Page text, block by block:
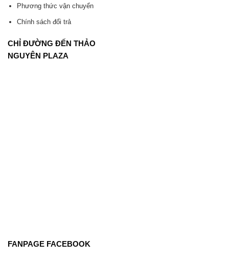
Phương thức vận chuyển
Chính sách đổi trả
CHỈ ĐƯỜNG ĐẾN THẢO
NGUYÊN PLAZA
FANPAGE FACEBOOK